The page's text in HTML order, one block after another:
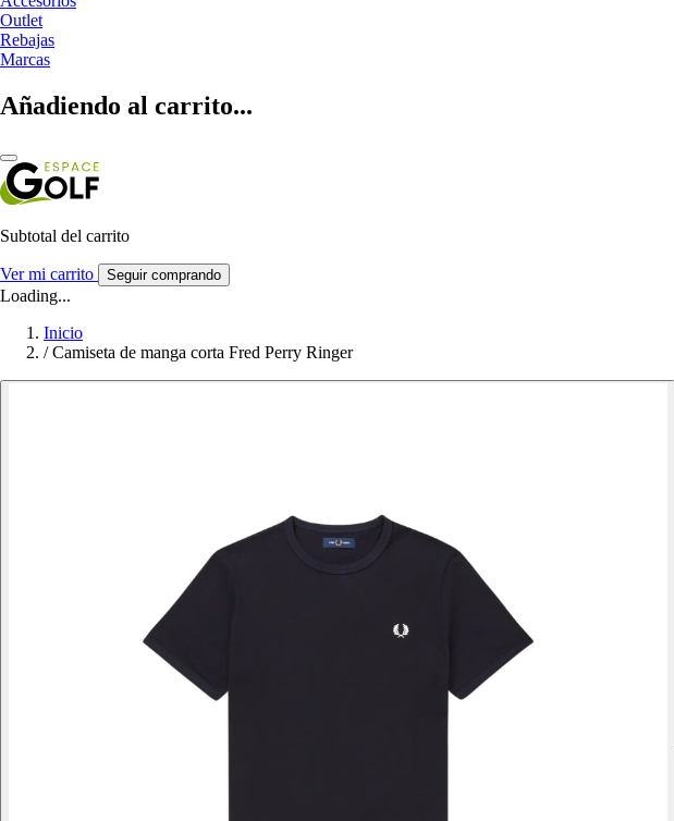
Outlet
Rebajas
Marcas
Añadiendo al carrito...
Subtotal del carrito
Ver mi carrito Seguir comprando
Loading...
Inicio
/ Camiseta de manga corta Fred Perry Ringer